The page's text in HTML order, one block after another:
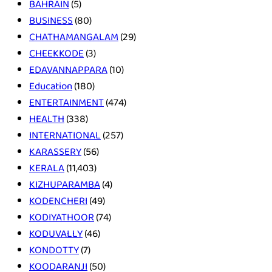
BAHRAIN (5)
BUSINESS (80)
CHATHAMANGALAM (29)
CHEEKKODE (3)
EDAVANNAPPARA(10)
Education(180)
ENTERTAINMENT(474)
HEALTH (338)
INTERNATIONAL (257)
KARASSERY(56)
KERALA(11,403)
KIZHUPARAMBA(4)
KODENCHERI (49)
KODIYATHOOR(74)
KODUVALLY(46)
KONDOTTY(7)
KOODARANJI (50)